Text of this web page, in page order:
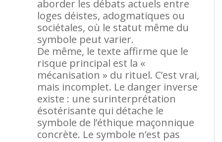
aborder les débats actuels entre
loges déistes, adogmatiques ou
sociétales, où le statut même du
symbole peut varier.
De même, le texte affirme que le
risque principal est la «
mécanisation » du rituel. C’est vrai,
mais incomplet. Le danger inverse
existe : une surinterprétation
ésotérisante qui détache le
symbole de l’éthique maçonnique
concrète. Le symbole n’est pas